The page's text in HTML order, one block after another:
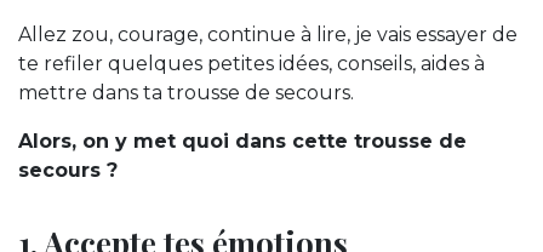
Allez zou, courage, continue à lire, je vais essayer de
te refiler quelques petites idées, conseils, aides à
mettre dans ta trousse de secours.
Alors, on y met quoi dans cette trousse de
secours ?
1. Accepte tes émotions